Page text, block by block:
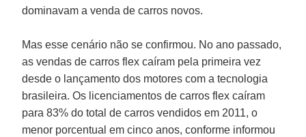
dominavam a venda de carros novos.
Mas esse cenário não se confirmou. No ano passado,
as vendas de carros flex caíram pela primeira vez
desde o lançamento dos motores com a tecnologia
brasileira. Os licenciamentos de carros flex caíram
para 83% do total de carros vendidos em 2011, o
menor porcentual em cinco anos, conforme informou